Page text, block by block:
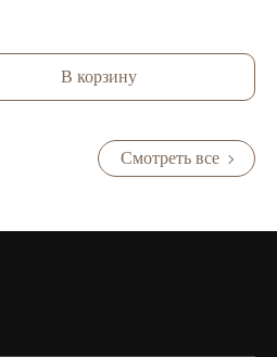
В корзину
Смотреть все